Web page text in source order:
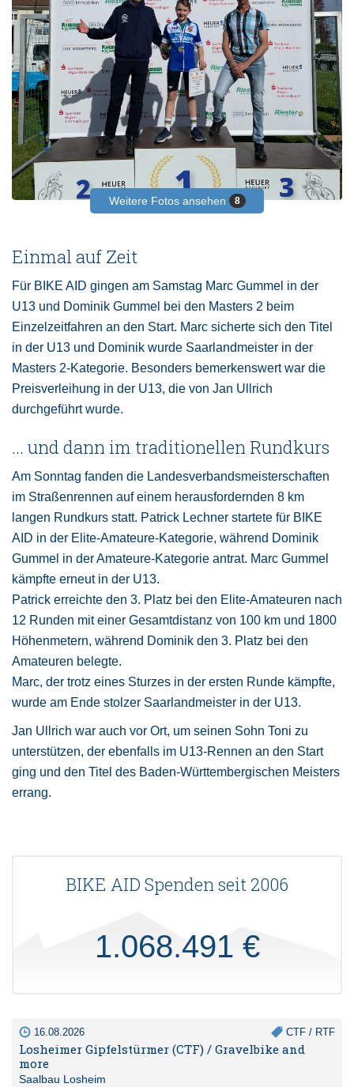
Weitere Fotos ansehen 8
Einmal auf Zeit
Für BIKE AID gingen am Samstag Marc Gummel in der
U13 und Dominik Gummel bei den Masters 2 beim
Einzelzeitfahren an den Start. Marc sicherte sich den Titel
in der U13 und Dominik wurde Saarlandmeister in der
Masters 2-Kategorie. Besonders bemerkenswert war die
Preisverleihung in der U13, die von Jan Ullrich
durchgeführt wurde.
... und dann im traditionellen Rundkurs
Am Sonntag fanden die Landesverbandsmeisterschaften
im Straßenrennen auf einem herausfordernden 8 km
langen Rundkurs statt. Patrick Lechner startete für BIKE
AID in der Elite-Amateure-Kategorie, während Dominik
Gummel in der Amateure-Kategorie antrat. Marc Gummel
kämpfte erneut in der U13.
Patrick erreichte den 3. Platz bei den Elite-Amateuren nach
12 Runden mit einer Gesamtdistanz von 100 km und 1800
Höhenmetern, während Dominik den 3. Platz bei den
Amateuren belegte.
Marc, der trotz eines Sturzes in der ersten Runde kämpfte,
wurde am Ende stolzer Saarlandmeister in der U13.
Jan Ullrich war auch vor Ort, um seinen Sohn Toni zu
unterstützen, der ebenfalls im U13-Rennen an den Start
ging und den Titel des Baden-Württembergischen Meisters
errang.
BIKE AID Spenden seit 2006
1.068.491 €
16.08.2026 CTF / RTF
Losheimer Gipfelstürmer (CTF) / Gravelbike and
more
Saalbau Losheim